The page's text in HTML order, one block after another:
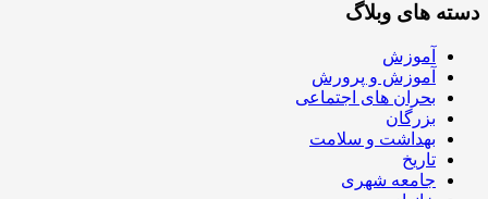
دسته های وبلاگ
آموزش
آموزش و پرورش
بحران های اجتماعی
بزرگان
بهداشت و سلامت
تاریخ
جامعه شهری